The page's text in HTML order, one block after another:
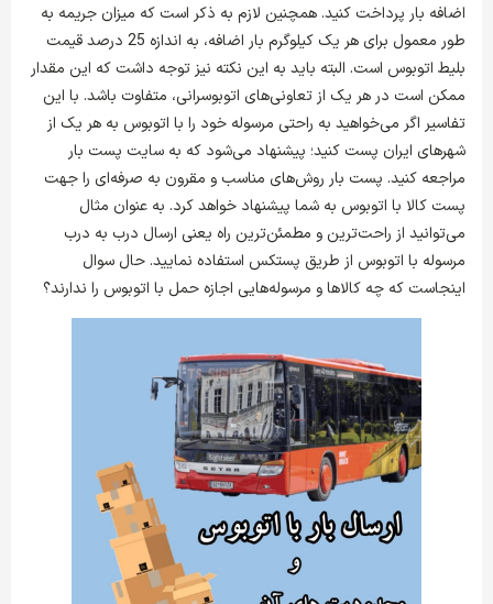
اضافه بار پرداخت کنید. همچنین لازم به ذکر است که میزان جریمه به
طور معمول برای هر یک کیلوگرم بار اضافه، به اندازه 25 درصد قیمت
بلیط اتوبوس است. البته باید به این نکته نیز توجه داشت که این مقدار
ممکن است در هر یک از تعاونی‌های اتوبوسرانی، متفاوت باشد. با این
تفاسیر اگر می‌خواهید به راحتی مرسوله خود را با اتوبوس به هر یک از
شهرهای ایران پست کنید؛ پیشنهاد می‌شود که به سایت پست بار
مراجعه کنید. پست بار روش‌های مناسب و مقرون به صرفه‌ای را جهت
پست کالا با اتوبوس به شما پیشنهاد خواهد کرد. به عنوان مثال
می‌توانید از راحت‌ترین و مطمئن‌ترین راه یعنی ارسال درب به درب
مرسوله با اتوبوس از طریق پستکس استفاده نمایید. حال سوال
اینجاست که چه کالاها و مرسوله‌هایی اجازه حمل با اتوبوس را ندارند؟